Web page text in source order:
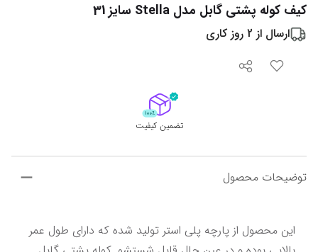
کیف کوله پشتی گابل مدل Stella سایز 31
ارسال از 2 روز کاری
تضمین کیفیت
توضیحات محصول